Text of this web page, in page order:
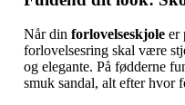
Når din forlovelseskjoleer
forlovelsesring skal være
og elegante. På fødderne
smuk sandal, alt efter hvor